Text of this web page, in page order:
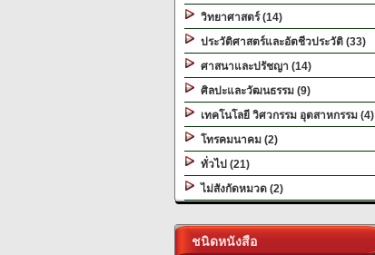
วิทยาศาสตร์ (14)
ประวัติศาสตร์และอัตชีวประวัติ (33)
ศาสนาและปรัชญา (14)
ศิลปะและวัฒนธรรม (9)
เทคโนโลยี วิศวกรรม อุตสาหกรรม (4)
โทรคมนาคม (2)
ทั่วไป (21)
ไม่สังกัดหมวด (2)
ชนิดหนังสือ